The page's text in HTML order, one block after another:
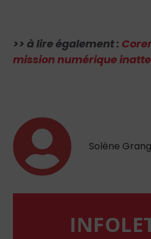
>> à lire également :
mission numérique
Solène